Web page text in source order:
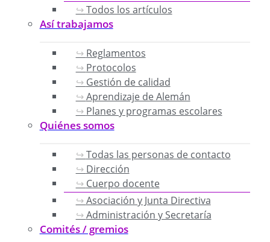
Todos los artículos
Así trabajamos
Reglamentos
Protocolos
Gestión de calidad
Aprendizaje de Alemán
Planes y programas escolares
Quiénes somos
Todas las personas de contacto
Dirección
Cuerpo docente
Asociación y Junta Directiva
Administración y Secretaría
Comités / gremios